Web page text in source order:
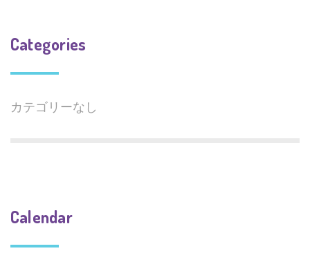
Categories
カテゴリーなし
Calendar